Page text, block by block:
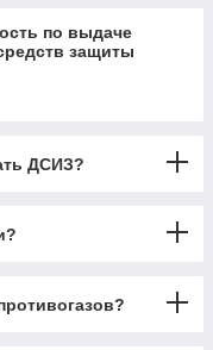
по выдаче
защиты
ДСИЗ?